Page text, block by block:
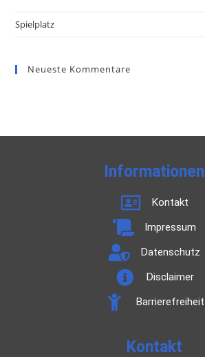
Spielplatz
Neueste Kommentare
Informationen
Kontakt
Impressum
Datenschutz
Disclaimer
Barrierefreiheit
Kontakt